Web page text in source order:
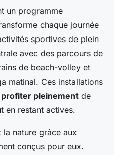
un programme
chaque journée
sportives de plein
avec des parcours de
de beach-volley et
matinal. Ces installations
profiter pleinement de
en restant actives.
la nature grâce aux
conçus pour eux.